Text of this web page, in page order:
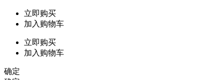
立即购买
加入购物车
立即购买
加入购物车
确定